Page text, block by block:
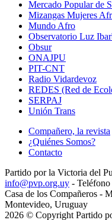
Mercado Popular de
Mizangas Mujeres
Mundo Afro
Observatorio Luz
Obsur
ONAJPU
PIT-CNT
Radio Vidardevoz
REDES (Red de
SERPAJ
Unión Trans
Compañero, la revista
¿Quiénes Somos?
Contacto
Partido por la Victoria del
info@pvp.org.uy -
Casa de los Compañeros -
Montevideo, Uruguay
2026 © Copyright Partido